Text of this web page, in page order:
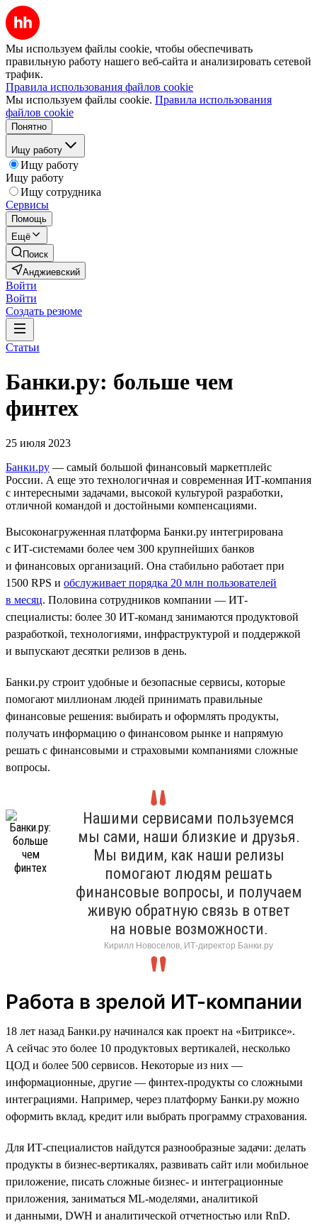
Мы используем файлы cookie, чтобы обеспечивать
правильную работу нашего веб-сайта и анализировать сетевой
трафик.
Правила использования файлов cookie
Мы используем файлы cookie. Правила использования
файлов cookie
Понятно
Ищу работу
Ищу работу
Ищу работу
Ищу сотрудника
Сервисы
Помощь
Ещё
Поиск
Анджиевский
Войти
Войти
Создать резюме
Статьи
Банки.ру: больше чем
финтех
25 июля 2023
Банки.ру — самый большой финансовый маркетплейс
России. А еще это технологичная и современная ИТ-компания
с интересными задачами, высокой культурой разработки,
отличной командой и достойными компенсациями.
Высоконагруженная платформа Банки.ру интегрирована
с ИТ‑системами более чем 300 крупнейших банков
и финансовых организаций. Она стабильно работает при
1500 RPS и обслуживает порядка 20 млн пользователей
в месяц. Половина сотрудников компании — ИТ-
специалисты: более 30 ИТ-команд занимаются продуктовой
разработкой, технологиями, инфраструктурой и поддержкой
и выпускают десятки релизов в день.
Банки.ру строит удобные и безопасные сервисы, которые
помогают миллионам людей принимать правильные
финансовые решения: выбирать и оформлять продукты,
получать информацию о финансовом рынке и напрямую
решать с финансовыми и страховыми компаниями сложные
вопросы.
Нашими сервисами пользуемся
мы сами, наши близкие и друзья.
Мы видим, как наши релизы
помогают людям решать
финансовые вопросы, и получаем
живую обратную связь в ответ
на новые возможности.
Кирилл Новоселов, ИТ-директор Банки.ру
Работа в зрелой ИТ-компании
18 лет назад Банки.ру начинался как проект на «Битриксе».
А сейчас это более 10 продуктовых вертикалей, несколько
ЦОД и более 500 сервисов. Некоторые из них —
информационные, другие — финтех-продукты со сложными
интеграциями. Например, через платформу Банки.ру можно
оформить вклад, кредит или выбрать программу страхования.
Для ИТ-специалистов найдутся разнообразные задачи: делать
продукты в бизнес-вертикалях, развивать сайт или мобильное
приложение, писать сложные бизнес- и интеграционные
приложения, заниматься ML-моделями, аналитикой
и данными, DWH и аналитической отчетностью или RnD.